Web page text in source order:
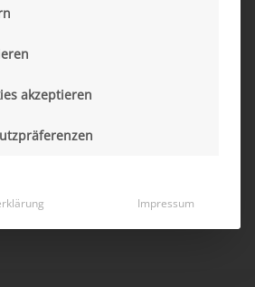
Herausforderungen
schätzt er besonders den
akzeptieren
Impressum